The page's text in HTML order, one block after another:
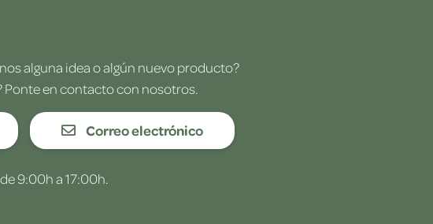
alguna idea o algún nuevo producto?
Ponte en contacto con nosotros.
Correo electrónico
9:00h a 17:00h.